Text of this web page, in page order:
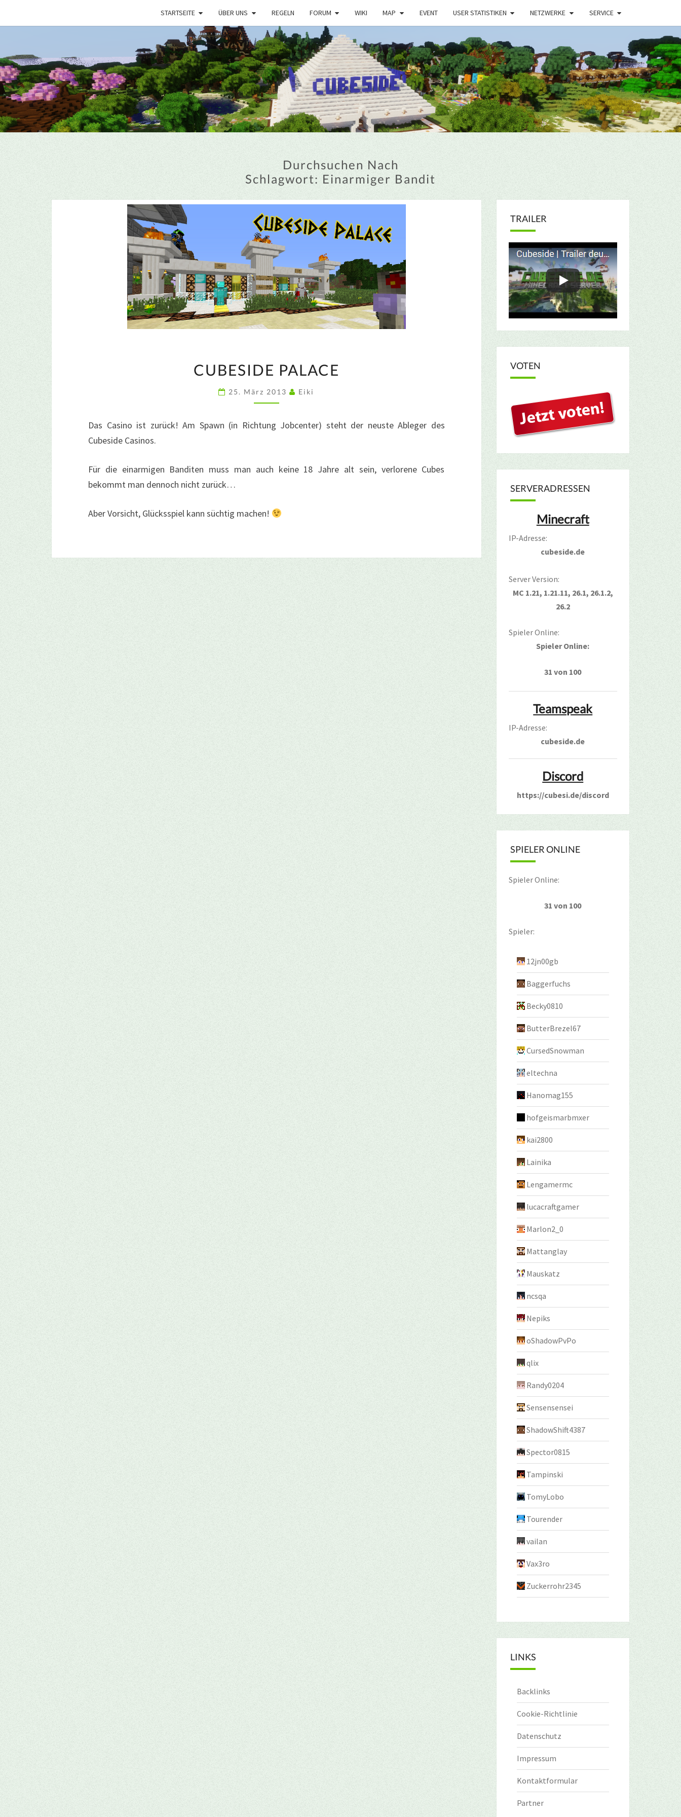
STARTSEITE ÜBER UNS REGELN FORUM WIKI MAP EVENT USER STATISTIKEN NETZWERKE SERVICE
Durchsuchen Nach
Schlagwort: Einarmiger Bandit
PALACE
CUBESIDE PALACE
25. März 2013 Eiki
Das Casino ist zurück! Am Spawn (in Richtung Jobcenter) steht der neuste Ableger des
Cubeside Casinos.
Für die einarmigen Banditen muss man auch keine 18 Jahre alt sein, verlorene Cubes
bekommt man dennoch nicht zurück…
Aber Vorsicht, Glücksspiel kann süchtig machen!
TRAILER
VOTEN
SERVERADRESSEN
Minecraft
IP-Adresse:
cubeside.de
Server Version:
MC 1.21, 1.21.11, 26.1, 26.1.2,
26.2
Spieler Online:
Spieler Online:
31 von 100
Teamspeak
IP-Adresse:
cubeside.de
Discord
https://cubesi.de/discord
SPIELER ONLINE
Spieler Online:
31 von 100
Spieler:
12jn00gb
Baggerfuchs
Becky0810
ButterBrezel67
CursedSnowman
eltechna
Hanomag155
hofgeismarbmxer
kai2800
Lainika
Lengamermc
lucacraftgamer
Marlon2_0
Mattanglay
Mauskatz
ncsqa
Nepiks
oShadowPvPo
qlix
Randy0204
Sensensensei
ShadowShift4387
Spector0815
Tampinski
TomyLobo
Tourender
vailan
Vax3ro
Zuckerrohr2345
LINKS
Backlinks
Cookie-Richtlinie
Datenschutz
Impressum
Kontaktformular
Partner